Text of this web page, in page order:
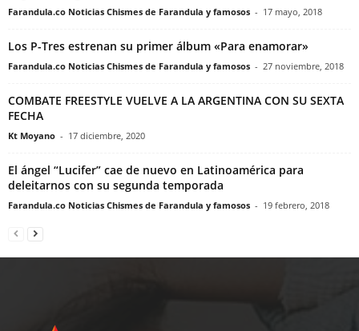
Farandula.co Noticias Chismes de Farandula y famosos - 17 mayo, 2018
Los P-Tres estrenan su primer álbum «Para enamorar»
Farandula.co Noticias Chismes de Farandula y famosos - 27 noviembre, 2018
COMBATE FREESTYLE VUELVE A LA ARGENTINA CON SU SEXTA
FECHA
Kt Moyano - 17 diciembre, 2020
El ángel “Lucifer” cae de nuevo en Latinoamérica para
deleitarnos con su segunda temporada
Farandula.co Noticias Chismes de Farandula y famosos - 19 febrero, 2018